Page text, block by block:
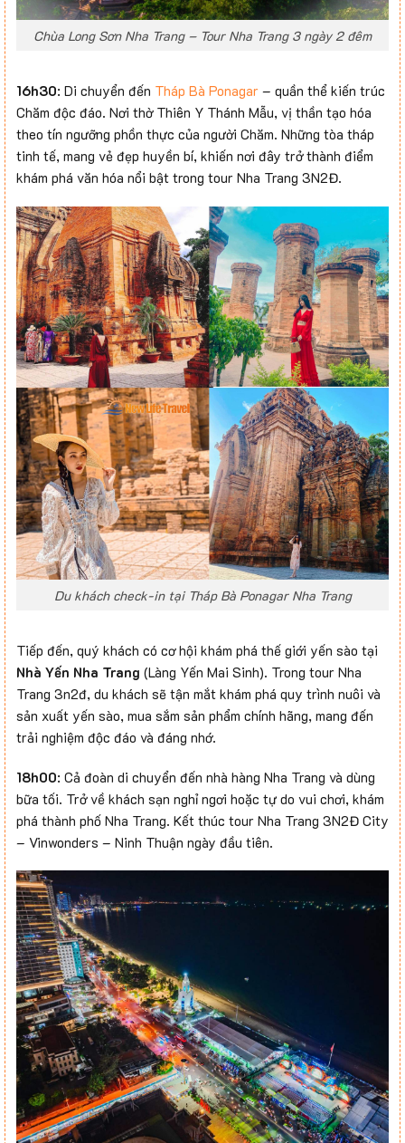
Chùa Long Sơn Nha Trang – Tour Nha Trang 3 ngày 2 đêm
16h30: Di chuyển đến Tháp Bà Ponagar – quần thể kiến trúc
Chăm độc đáo. Nơi thờ Thiên Y Thánh Mẫu, vị thần tạo hóa
theo tín ngưỡng phồn thực của người Chăm. Những tòa tháp
tinh tế, mang vẻ đẹp huyền bí, khiến nơi đây trở thành điểm
khám phá văn hóa nổi bật trong tour Nha Trang 3N2Đ.
Du khách check-in tại Tháp Bà Ponagar Nha Trang
Tiếp đến, quý khách có cơ hội khám phá thế giới yến sào tại
Nhà Yến Nha Trang (Làng Yến Mai Sinh). Trong tour Nha
Trang 3n2đ, du khách sẽ tận mắt khám phá quy trình nuôi và
sản xuất yến sào, mua sắm sản phẩm chính hãng, mang đến
trải nghiệm độc đáo và đáng nhớ.
18h00: Cả đoàn di chuyển đến nhà hàng Nha Trang và dùng
bữa tối. Trở về khách sạn nghỉ ngơi hoặc tự do vui chơi, khám
phá thành phố Nha Trang. Kết thúc tour Nha Trang 3N2Đ City
– Vinwonders – Ninh Thuận ngày đầu tiên.